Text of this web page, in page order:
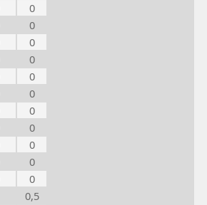
0
0
0
0
0
0
0
0
0
0
0
0,5